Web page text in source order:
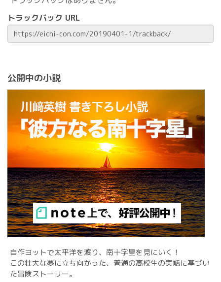
トラックバック URL
公開中の小説
自作ヨットで太平洋を渡り、南十字星を見にいく！
この壮大な夢に立ち向かった、普通の高校生の実話に基づい
た冒険ストーリー。